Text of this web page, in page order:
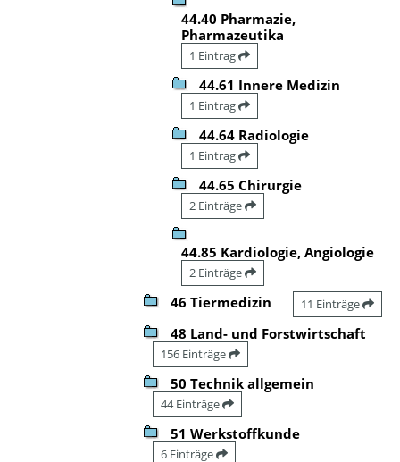
44.40 Pharmazie,
Pharmazeutika
1 Eintrag
44.61 Innere Medizin
1 Eintrag
44.64 Radiologie
1 Eintrag
44.65 Chirurgie
2 Einträge
44.85 Kardiologie, Angiologie
2 Einträge
46 Tiermedizin 11 Einträge
48 Land- und Forstwirtschaft
156 Einträge
50 Technik allgemein
44 Einträge
51 Werkstoffkunde
6 Einträge